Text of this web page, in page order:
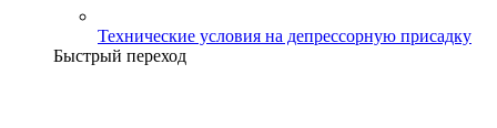
Технические условия на депрессорную присадку
Быстрый переход